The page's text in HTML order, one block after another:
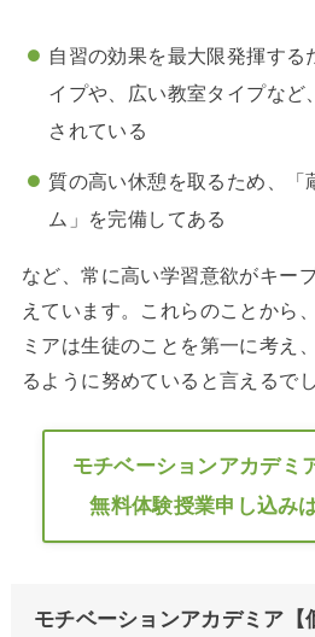
自習の効果を最大限発揮する
イプや、広い教室タイプなど
されている
質の高い休憩を取るため、「
ム」を完備してある
など、常に高い学習意欲がキー
えています。これらのことから
ミアは生徒のことを第一に考え
るように努めていると言えるでし
モチベーションアカデミ
無料体験授業申し込み
モチベーションアカデミア【